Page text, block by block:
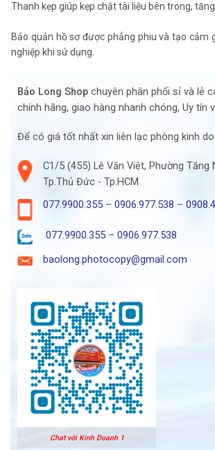
Thanh kẹp giúp kẹp chặt tài liệu bên trong,
Bảo quản hồ sơ được phẳng phiu và tạo cảm
nghiệp khi sử dụng.
Bảo Long Shop chuyên phân phối sỉ và lẻ
chính hãng, giao hàng nhanh chóng, Uy tín
Để có giá tốt nhất xin liên lạc phòng kinh
C1/5 (455) Lê Văn Việt, Phường Tăng
Tp.Thủ Đức - Tp.HCM
077.9900.355– 0906.977.538 –
077.9900.355– 0906.977.538
baolong.photocopy@gmail.com
Chat với Kinh Doanh 1